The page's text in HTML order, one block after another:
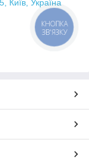
Київ, Україна
КНОПКА
ЗВ'ЯЗКУ